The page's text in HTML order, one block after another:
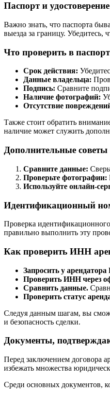
Паспорт и
Важно знать, что паспорта
выезда за границу. Убедитесь,
Что проверить в
Срок действия:
Данные владельца:
Подпись: Сравните
Наличие фотографий:
Отсутствие
Также стоит обратить
наличие может служить
Дополнительные советы
Сравните данные:
Проверьте фотографии:
Используйте онлайн-
Идентификационный
Проверка
правильно выполнить эту
Как проверить ИНН
Запросить у
Проверить ИНН через
Сравнить данные.
Проверить статус
Следуя данным шагам, вы
и безопасность сделки.
Документы,
Перед заключением договора
избежать множества
Среди основных документов,